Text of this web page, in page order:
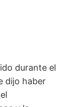
durante el
dijo haber